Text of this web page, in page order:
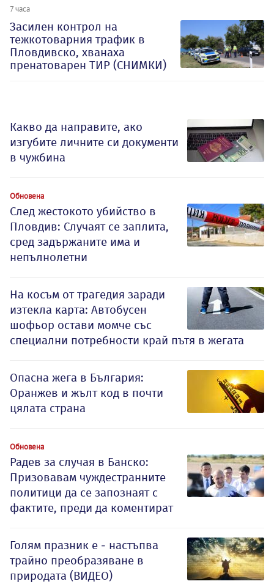
7 часа
Засилен контрол на
тежкотоварния трафик в
Пловдивско, хванаха
пренатоварен ТИР (СНИМКИ)
Какво да направите, ако
изгубите личните си документи
в чужбина
Обновена
След жестокото убийство в
Пловдив: Случаят се заплита,
сред задържаните има и
непълнолетни
На косъм от трагедия заради
изтекла карта: Автобусен
шофьор остави момче със
специални потребности край пътя в жегата
Опасна жега в България:
Оранжев и жълт код в почти
цялата страна
Обновена
Радев за случая в Банско:
Призовавам чуждестранните
политици да се запознаят с
фактите, преди да коментират
Голям празник е - настъпва
трайно преобразяване в
природата (ВИДЕО)